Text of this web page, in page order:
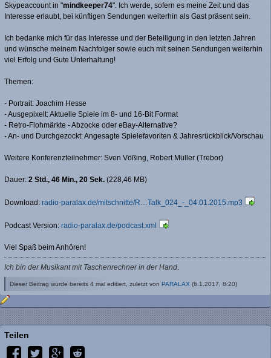
Skypeaccount in "mindkeeper74". Ich werde, sofern es meine Zeit und das
Interesse erlaubt, bei künftigen Sendungen weiterhin als Gast präsent sein.
Ich bedanke mich für das Interesse und der Beteiligung in den letzten Jahren
und wünsche meinem Nachfolger sowie euch mit seinen Sendungen weiterhin
viel Erfolg und Gute Unterhaltung!
Themen:
- Portrait: Joachim Hesse
- Ausgepixelt: Aktuelle Spiele im 8- und 16-Bit Format
- Retro-Flohmärkte - Abzocke oder eBay-Alternative?
- An- und Durchgezockt: Angesagte Spielefavoriten & Jahresrückblick/Vorschau
Weitere Konferenzteilnehmer: Sven Vößing, Robert Müller (Trebor)
Dauer: 2 Std., 46 Min., 20 Sek. (228,46 MB)
Download: radio-paralax.de/mitschnitte/R…Talk_024_-_04.01.2015.mp3
Podcast Version: radio-paralax.de/podcast.xml
Viel Spaß beim Anhören!
Ich bin der Musikant mit Taschenrechner in der Hand.
Dieser Beitrag wurde bereits 4 mal editiert, zuletzt von PARALAX (6.1.2017, 8:20)
Teilen